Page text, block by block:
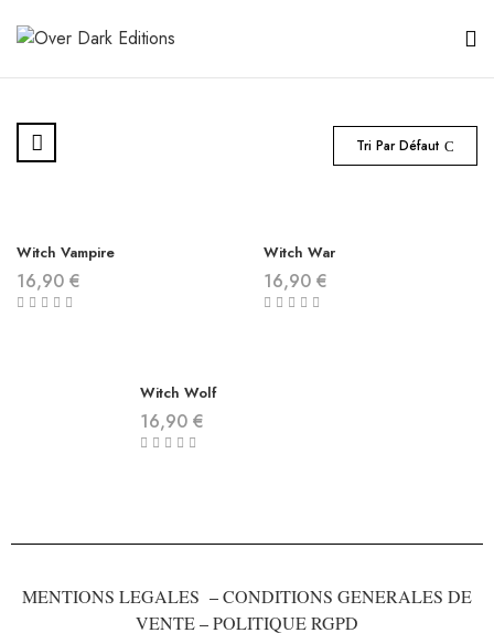
Tri Par Défaut
Witch Vampire
16,90 €
Witch War
16,90 €
Witch Wolf
16,90 €
MENTIONS LEGALES –CONDITIONS GENERALES DE
VENTE–POLITIQUE RGPD